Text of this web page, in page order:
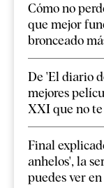
Cómo no
que mejor
bronceado
De 'El diario
mejores
XXI que no
Final
anhelos', la
puedes ver